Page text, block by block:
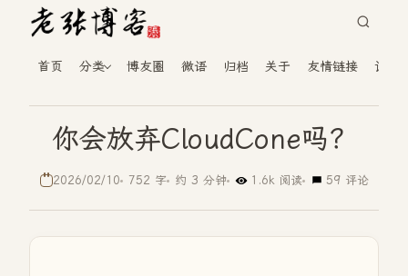
首页 分类 博友圈 微语 归档 关于 友情链接 读者
你会放弃CloudCone吗？
2026/02/10 752 字 约 3 分钟 1.6k 阅读 59 评论